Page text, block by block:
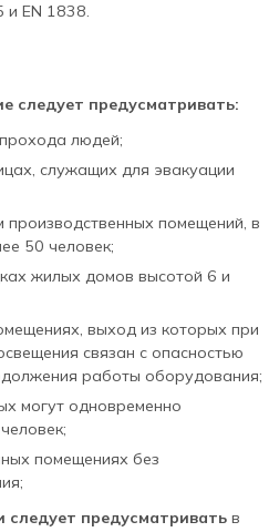
EN 1838.
следует предусматривать:
людей;
служащих для эвакуации
помещений, в
50 человек;
жилых домов высотой 6 и
выход из которых при
связан с опасностью
работы оборудования;
могут одновременно
помещениях без
следует предусматривать в